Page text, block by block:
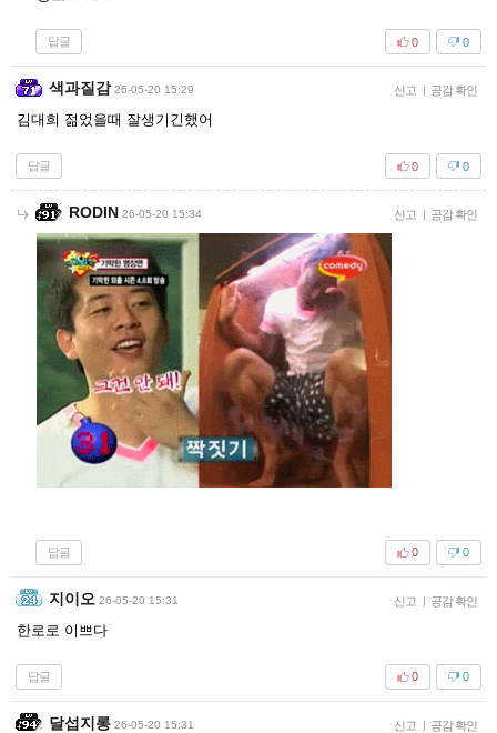
답글 0
0
색과질감 26-05-20 15:29 신고 | 공감 확인
김대희 젊었을때 잘생기긴했어
답글 0
0
RODIN 26-05-20 15:34 신고 | 공감 확인
답글 0
0
지이오 26-05-20 15:31 신고 | 공감 확인
한로로 이쁘다
답글 0
0
달섭지롱 26-05-20 15:31 신고 | 공감 확인